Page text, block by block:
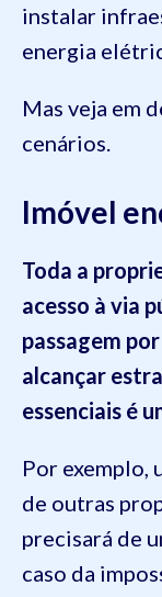
instalar
energia
Mas veja em
cenários.
Imóvel
Toda a
acesso à via
passagem
alcançar
essenciais é
Por exemplo,
de outras
precisará de
caso da